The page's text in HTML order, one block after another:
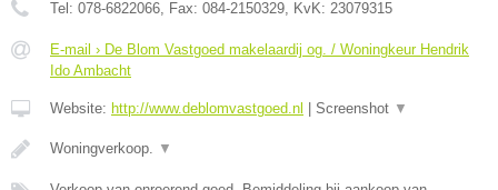
Tel: 078-6822066, Fax: 084-2150329, KvK: 23079315
E-mail › De Blom Vastgoed makelaardij og. / Woningkeur Hendrik
Ido Ambacht
Website: http://www.deblomvastgoed.nl Screenshot ▼
Woningverkoop. ▼